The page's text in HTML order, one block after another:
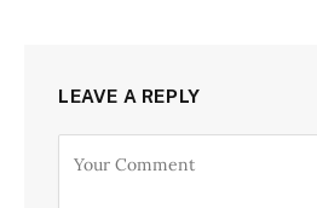
LEAVE A REPLY